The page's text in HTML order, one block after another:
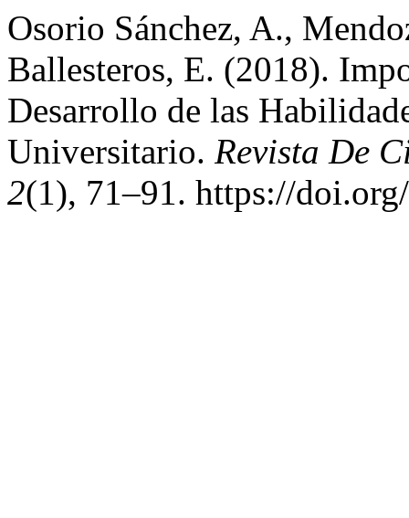
Osorio Sánchez, A.,
Ballesteros, E. (2018).
Desarrollo de las
Universitario. Revista De
2(1), 71–91. https://